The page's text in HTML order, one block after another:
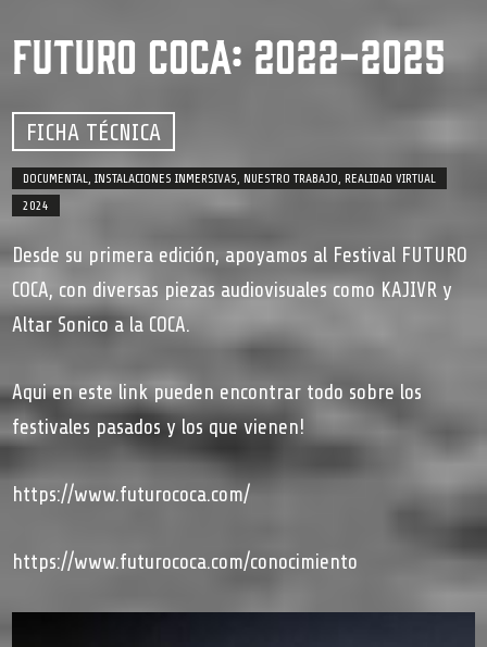
FUTURO COCA: 2022-2025
FICHA TÉCNICA
DOCUMENTAL,INSTALACIONES INMERSIVAS, NUESTRO TRABAJO, REALIDAD VIRTUAL
2024
Desde su primera edición, apoyamos al Festival FUTURO
COCA, con diversas piezas audiovisuales como KAJIVR y
Altar Sonico a la COCA.
Aqui en este link pueden encontrar todo sobre los
festivales pasados y los que vienen!
https://www.futurococa.com/
https://www.futurococa.com/conocimiento